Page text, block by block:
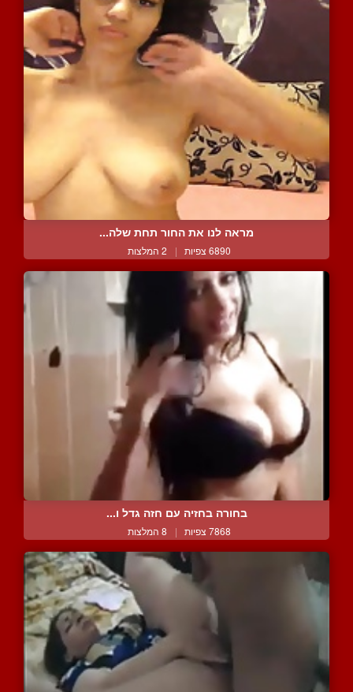
מראה לנו את החור תחת שלה...
6890 צפיות | 2 המלצות
בחורה בחזיה עם חזה גדל ו...
7868 צפיות | 8 המלצות